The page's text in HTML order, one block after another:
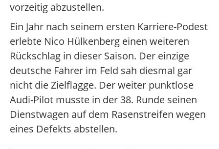
vorzeitig abzustellen.
Ein Jahr nach seinem ersten Karriere-Podest
erlebte Nico Hülkenberg einen weiteren
Rückschlag in dieser Saison. Der einzige
deutsche Fahrer im Feld sah diesmal gar
nicht die Zielflagge. Der weiter punktlose
Audi-Pilot musste in der 38. Runde seinen
Dienstwagen auf dem Rasenstreifen wegen
eines Defekts abstellen.